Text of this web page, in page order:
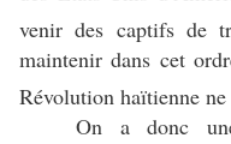
venir des captifs de
maintenir dans cet
Révolution haïtienne
On a donc